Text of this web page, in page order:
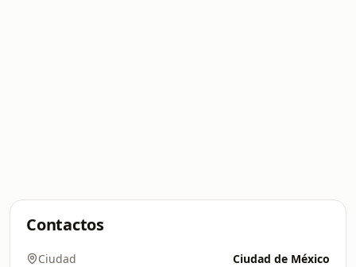
Contactos
Ciudad Ciudad de México